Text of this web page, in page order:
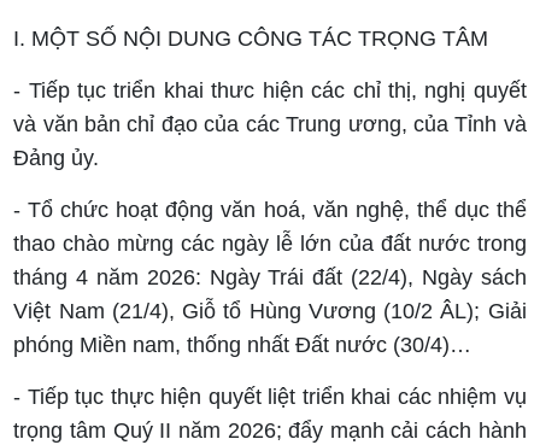
I. MỘT SỐ NỘI DUNG CÔNG TÁC TRỌNG TÂM
- Tiếp tục triển khai thưc hiện các chỉ thị, nghị quyết
và văn bản chỉ đạo của các Trung ương, của Tỉnh và
Đảng ủy.
- Tổ chức hoạt động văn hoá, văn nghệ, thể dục thể
thao chào mừng các ngày lễ lớn của đất nước trong
tháng 4 năm 2026: Ngày Trái đất (22/4), Ngày sách
Việt Nam (21/4), Giỗ tổ Hùng Vương (10/2 ÂL); Giải
phóng Miền nam, thống nhất Đất nước (30/4)…
- Tiếp tục thực hiện quyết liệt triển khai các nhiệm vụ
trọng tâm Quý II năm 2026; đẩy mạnh cải cách hành